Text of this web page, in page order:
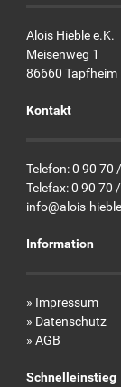
Alois Hieble e.K.
Meisenweg 1
86660 Tapfheim
Kontakt
Telefon: 0 90 70
Telefax: 0 90 70
info@alois-
Information
» Impressum
» Datenschutz
» AGB
Schnelleinstieg